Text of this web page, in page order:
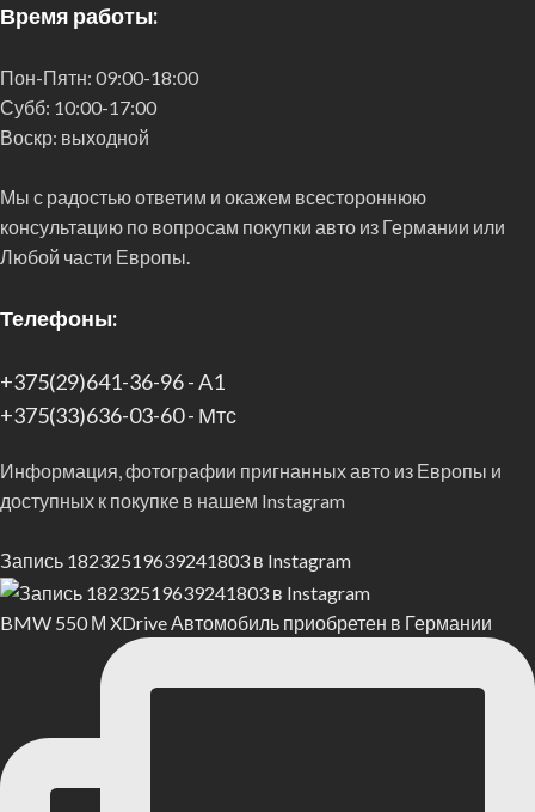
Время работы:
Пон-Пятн: 09:00-18:00
Субб: 10:00-17:00
Воскр: выходной
Мы с радостью ответим и окажем всестороннюю
консультацию по вопросам покупки авто из Германии или
Любой части Европы.
Телефоны:
+375(29)641-36-96 - A1
+375(33)636-03-60 - Мтс
Информация, фотографии пригнанных авто из Европы и
доступных к покупке в нашем Instagram
Запись 18232519639241803 в Instagram
BMW 550 М XDrive Автомобиль приобретен в Германии